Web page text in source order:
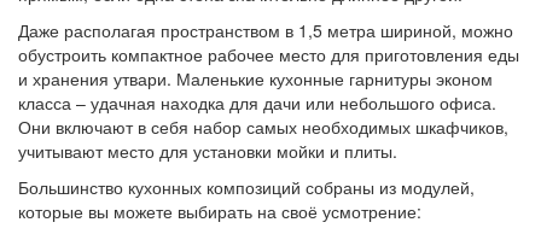
Даже располагая пространством в 1,5 метра шириной, можно
обустроить компактное рабочее место для приготовления еды
и хранения утвари. Маленькие кухонные гарнитуры эконом
класса – удачная находка для дачи или небольшого офиса.
Они включают в себя набор самых необходимых шкафчиков,
учитывают место для установки мойки и плиты.
Большинство кухонных композиций собраны из модулей,
которые вы можете выбирать на своё усмотрение: